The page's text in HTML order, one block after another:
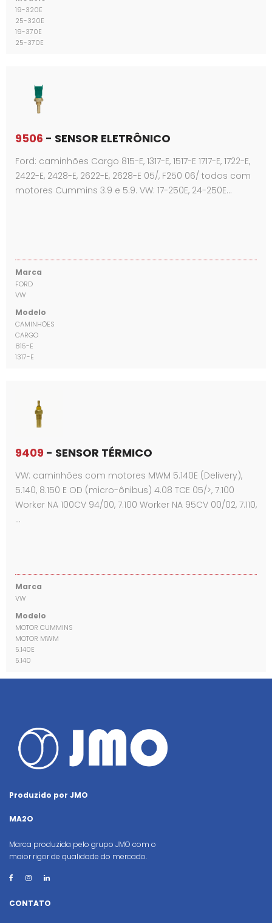
19-320E
25-320E
19-370E
25-370E
9506 - SENSOR ELETRÔNICO
Ford: caminhões Cargo 815-E, 1317-E, 1517-E 1717-E, 1722-E,
2422-E, 2428-E, 2622-E, 2628-E 05/, F250 06/ todos com
motores Cummins 3.9 e 5.9. VW: 17-250E, 24-250E…
Marca
FORD
VW
Modelo
CAMINHÕES
CARGO
815-E
1317-E
9409 - SENSOR TÉRMICO
VW: caminhões com motores MWM 5.140E (Delivery),
5.140, 8.150 E OD (micro-ônibus) 4.08 TCE 05/>, 7.100
Worker NA 100CV 94/00, 7.100 Worker NA 95CV 00/02, 7.110,
…
Marca
VW
Modelo
MOTOR CUMMINS
MOTOR MWM
5.140E
5.140
Produzido por JMO
MA2O
Marca produzida pelo grupo JMO com o
maior rigor de qualidade do mercado.
CONTATO